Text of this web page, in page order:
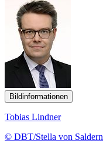
Bildinformationen
Tobias Lindner
© DBT/Stella von Saldern